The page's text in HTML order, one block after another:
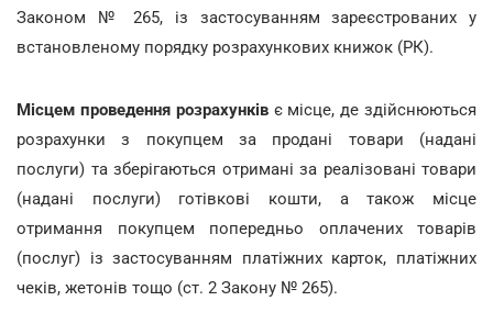
Законом № 265, із застосуванням зареєстрованих у
встановленому порядку розрахункових книжок (РК).
Місцем проведення розрахунківє місце, де здійснюються
розрахунки з покупцем за продані товари (надані
послуги) та зберігаються отримані за реалізовані товари
(надані послуги) готівкові кошти, а також місце
отримання покупцем попередньо оплачених товарів
(послуг) із застосуванням платіжних карток, платіжних
чеків, жетонів тощо (ст. 2 Закону № 265).